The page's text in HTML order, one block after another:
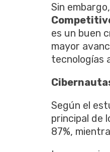
Sin
es un buen
mayor
tecnologías
Según el
principal de
87%,